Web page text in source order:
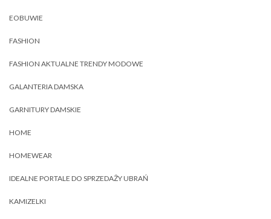
EOBUWIE
FASHION
FASHION AKTUALNE TRENDY MODOWE
GALANTERIA DAMSKA
GARNITURY DAMSKIE
HOME
HOMEWEAR
IDEALNE PORTALE DO SPRZEDAŻY UBRAŃ
KAMIZELKI